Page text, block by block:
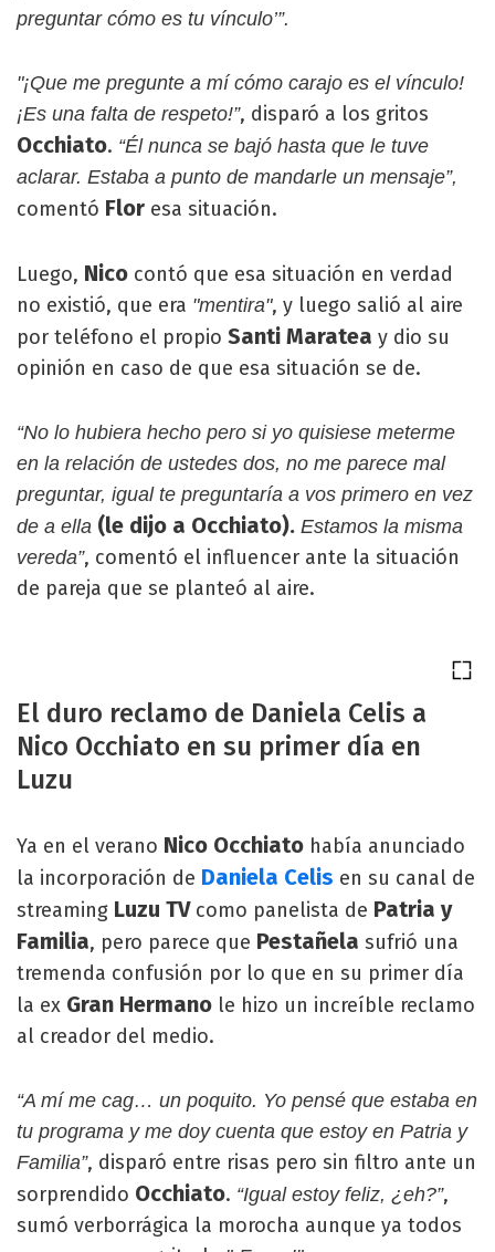
preguntar cómo es tu vínculo’”.
"¡Que me pregunte a mí cómo carajo es el vínculo!
¡Es una falta de respeto!”, disparó a los gritos
Occhiato. “Él nunca se bajó hasta que le tuve
aclarar. Estaba a punto de mandarle un mensaje”,
comentó Flor esa situación.
Luego, Nico contó que esa situación en verdad
no existió, que era "mentira", y luego salió al aire
por teléfono el propio Santi Maratea y dio su
opinión en caso de que esa situación se de.
“No lo hubiera hecho pero si yo quisiese meterme
en la relación de ustedes dos, no me parece mal
preguntar, igual te preguntaría a vos primero en vez
de a ella (le dijo a Occhiato). Estamos la misma
vereda”, comentó el influencer ante la situación
de pareja que se planteó al aire.
El duro reclamo de Daniela Celis a
Nico Occhiato en su primer día en
Luzu
Ya en el verano Nico Occhiato había anunciado
la incorporación de Daniela Celis en su canal de
streaming Luzu TV como panelista de Patria y
Familia, pero parece que Pestañela sufrió una
tremenda confusión por lo que en su primer día
la ex Gran Hermano le hizo un increíble reclamo
al creador del medio.
“A mí me cag… un poquito. Yo pensé que estaba en
tu programa y me doy cuenta que estoy en Patria y
Familia”, disparó entre risas pero sin filtro ante un
sorprendido Occhiato. “Igual estoy feliz, ¿eh?”,
sumó verborrágica la morocha aunque ya todos